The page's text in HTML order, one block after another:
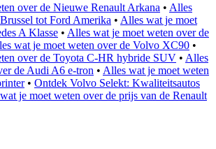
over de Nieuwe Renault Arkana • Alles
tot Ford Amerika • Alles wat je moet
A Klasse • Alles wat je moet weten over de
wat je moet weten over de Volvo XC90 •
over de Toyota C-HR hybride SUV • Alles
de Audi A6 e-tron • Alles wat je moet weten
• Ontdek Volvo Selekt: Kwaliteitsautos
je moet weten over de prijs van de Renault